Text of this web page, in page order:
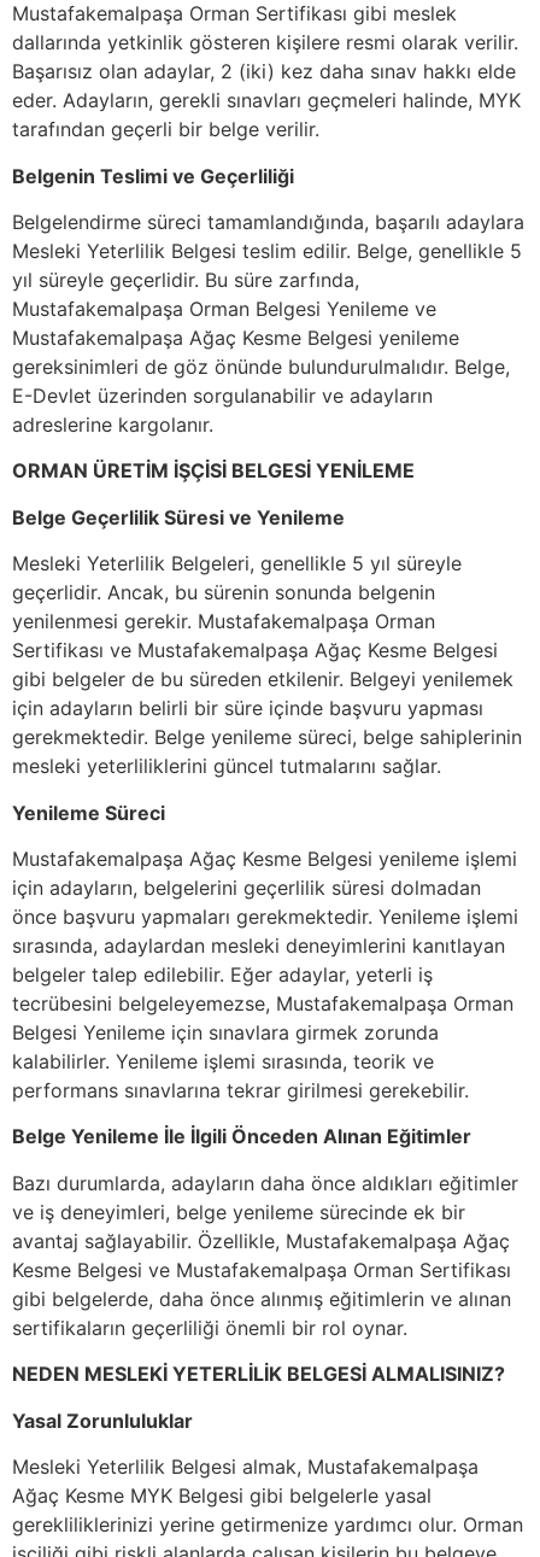
Mustafakemalpaşa Orman Sertifikası gibi meslek
dallarında yetkinlik gösteren kişilere resmi olarak verilir.
Başarısız olan adaylar, 2 (iki) kez daha sınav hakkı elde
eder. Adayların, gerekli sınavları geçmeleri halinde, MYK
tarafından geçerli bir belge verilir.
Belgenin Teslimi ve Geçerliliği
Belgelendirme süreci tamamlandığında, başarılı adaylara
Mesleki Yeterlilik Belgesi teslim edilir. Belge, genellikle 5
yıl süreyle geçerlidir. Bu süre zarfında,
Mustafakemalpaşa Orman Belgesi Yenileme ve
Mustafakemalpaşa Ağaç Kesme Belgesi yenileme
gereksinimleri de göz önünde bulundurulmalıdır. Belge,
E-Devlet üzerinden sorgulanabilir ve adayların
adreslerine kargolanır.
ORMAN ÜRETİM İŞÇİSİ BELGESİ YENİLEME
Belge Geçerlilik Süresi ve Yenileme
Mesleki Yeterlilik Belgeleri, genellikle 5 yıl süreyle
geçerlidir. Ancak, bu sürenin sonunda belgenin
yenilenmesi gerekir. Mustafakemalpaşa Orman
Sertifikası ve Mustafakemalpaşa Ağaç Kesme Belgesi
gibi belgeler de bu süreden etkilenir. Belgeyi yenilemek
için adayların belirli bir süre içinde başvuru yapması
gerekmektedir. Belge yenileme süreci, belge sahiplerinin
mesleki yeterliliklerini güncel tutmalarını sağlar.
Yenileme Süreci
Mustafakemalpaşa Ağaç Kesme Belgesi yenileme işlemi
için adayların, belgelerini geçerlilik süresi dolmadan
önce başvuru yapmaları gerekmektedir. Yenileme işlemi
sırasında, adaylardan mesleki deneyimlerini kanıtlayan
belgeler talep edilebilir. Eğer adaylar, yeterli iş
tecrübesini belgeleyemezse, Mustafakemalpaşa Orman
Belgesi Yenileme için sınavlara girmek zorunda
kalabilirler. Yenileme işlemi sırasında, teorik ve
performans sınavlarına tekrar girilmesi gerekebilir.
Belge Yenileme İle İlgili Önceden Alınan Eğitimler
Bazı durumlarda, adayların daha önce aldıkları eğitimler
ve iş deneyimleri, belge yenileme sürecinde ek bir
avantaj sağlayabilir. Özellikle, Mustafakemalpaşa Ağaç
Kesme Belgesi ve Mustafakemalpaşa Orman Sertifikası
gibi belgelerde, daha önce alınmış eğitimlerin ve alınan
sertifikaların geçerliliği önemli bir rol oynar.
NEDEN MESLEKİ YETERLİLİK BELGESİ ALMALISINIZ?
Yasal Zorunluluklar
Mesleki Yeterlilik Belgesi almak, Mustafakemalpaşa
Ağaç Kesme MYK Belgesi gibi belgelerle yasal
gerekliliklerinizi yerine getirmenize yardımcı olur. Orman